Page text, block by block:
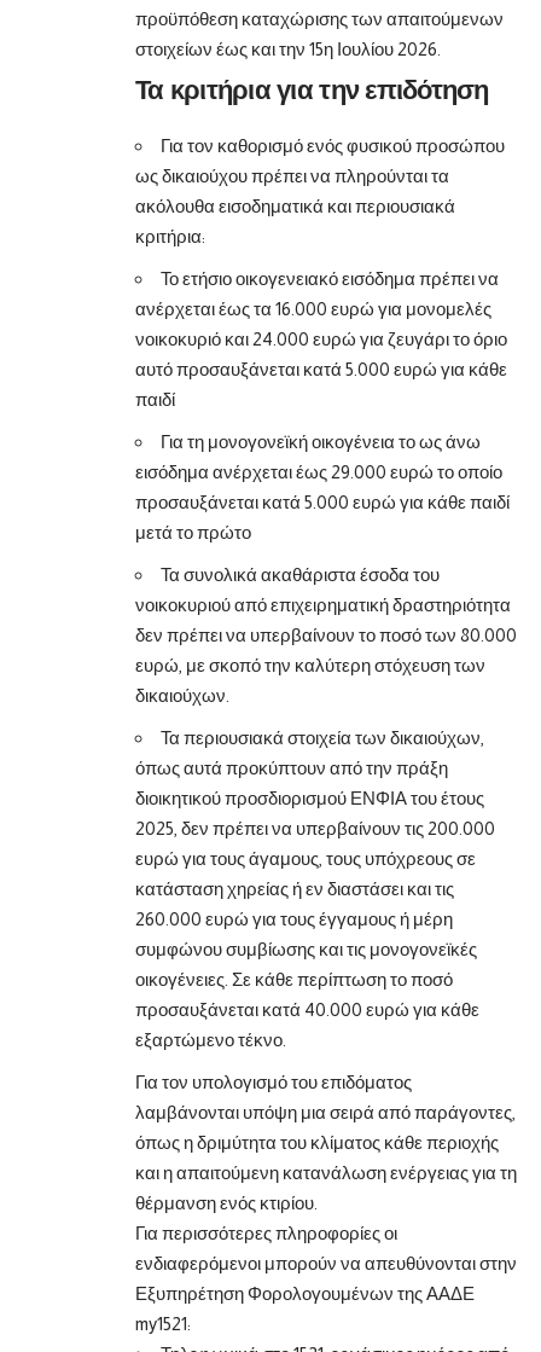
προϋπόθεση καταχώρισης των απαιτούμενων
στοιχείων έως και την 15η Ιουλίου 2026.
Τα κριτήρια για την επιδότηση
Για τον καθορισμό ενός φυσικού προσώπου
ως δικαιούχου πρέπει να πληρούνται τα
ακόλουθα εισοδηματικά και περιουσιακά
κριτήρια:
Το ετήσιο οικογενειακό εισόδημα πρέπει να
ανέρχεται έως τα 16.000 ευρώ για μονομελές
νοικοκυριό και 24.000 ευρώ για ζευγάρι το όριο
αυτό προσαυξάνεται κατά 5.000 ευρώ για κάθε
παιδί
Για τη μονογονεϊκή οικογένεια το ως άνω
εισόδημα ανέρχεται έως 29.000 ευρώ το οποίο
προσαυξάνεται κατά 5.000 ευρώ για κάθε παιδί
μετά το πρώτο
Τα συνολικά ακαθάριστα έσοδα του
νοικοκυριού από επιχειρηματική δραστηριότητα
δεν πρέπει να υπερβαίνουν το ποσό των 80.000
ευρώ, με σκοπό την καλύτερη στόχευση των
δικαιούχων.
Τα περιουσιακά στοιχεία των δικαιούχων,
όπως αυτά προκύπτουν από την πράξη
διοικητικού προσδιορισμού ΕΝΦΙΑ του έτους
2025, δεν πρέπει να υπερβαίνουν τις 200.000
ευρώ για τους άγαμους, τους υπόχρεους σε
κατάσταση χηρείας ή εν διαστάσει και τις
260.000 ευρώ για τους έγγαμους ή μέρη
συμφώνου συμβίωσης και τις μονογονεϊκές
οικογένειες. Σε κάθε περίπτωση το ποσό
προσαυξάνεται κατά 40.000 ευρώ για κάθε
εξαρτώμενο τέκνο.
Για τον υπολογισμό του επιδόματος
λαμβάνονται υπόψη μια σειρά από παράγοντες,
όπως η δριμύτητα του κλίματος κάθε περιοχής
και η απαιτούμενη κατανάλωση ενέργειας για τη
θέρμανση ενός κτιρίου.
Για περισσότερες πληροφορίες οι
ενδιαφερόμενοι μπορούν να απευθύνονται στην
Εξυπηρέτηση Φορολογουμένων της ΑΑΔΕ
my1521: